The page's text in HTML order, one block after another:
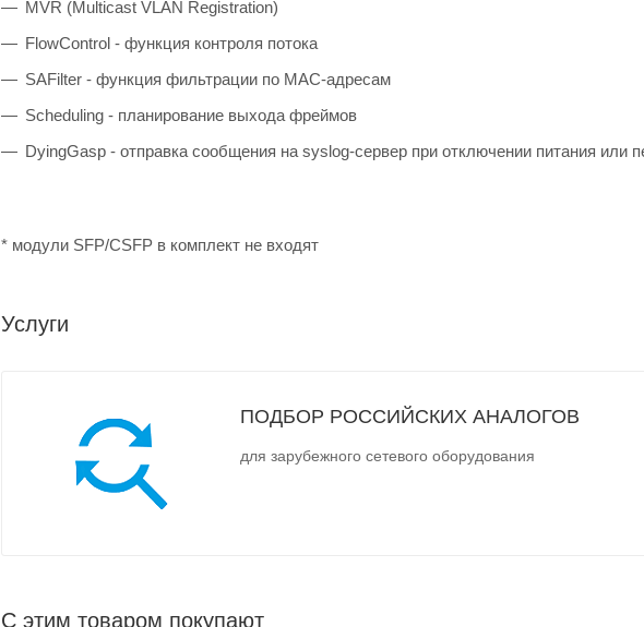
MVR (Multicast VLAN Registration)
FlowControl - функция контроля потока
SAFilter - функция фильтрации по MAC-адресам
Scheduling - планирование выхода фреймов
DyingGasp - отправка сообщения на syslog-сервер при отключении питания или
* модули SFP/CSFP в комплект не входят
Услуги
ПОДБОР РОССИЙСКИХ АНАЛОГОВ
для зарубежного сетевого оборудования
С этим товаром покупают